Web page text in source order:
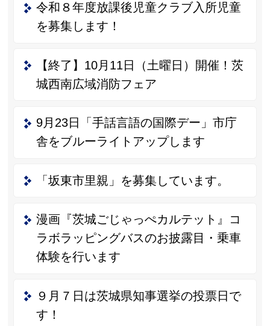
令和８年度放課後児童クラブ入所児童
を募集します！
【終了】10月11日（土曜日）開催！茨
城西南広域消防フェア
9月23日「手話言語の国際デー」市庁
舎をブルーライトアップします
「坂東市里親」を募集しています。
漫画『茨城ごじゃっぺカルテット』コ
ラボラッピングバスのお披露目・乗車
体験を行います
９月７日は茨城県知事選挙の投票日で
す！